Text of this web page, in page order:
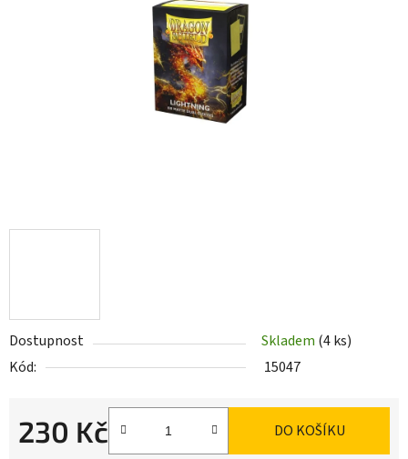
Dostupnost Skladem (4 ks)
Kód:
15047
230 Kč DO KOŠÍKU